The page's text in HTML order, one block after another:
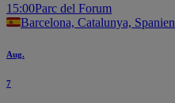
15:00Parc del Forum
Barcelona, Catalunya, Spanien
Aug.
7